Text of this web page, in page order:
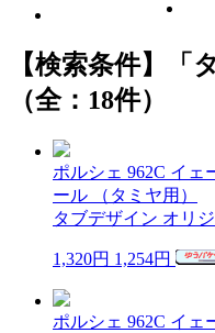
【検索条件】「
（全：18件）
ポルシェ 962C イェ
ール （タミヤ用）
タブデザイン オリ
1,320円 1,254円
ポルシェ 962C イェ